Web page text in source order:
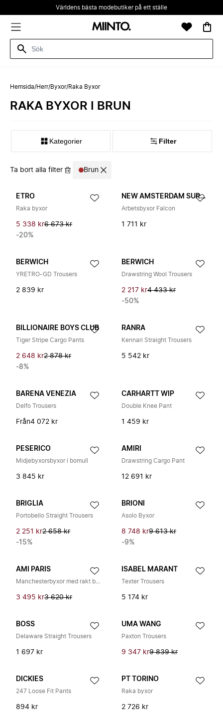
Världens bästa modebutiker på ett ställe
Hemsida/Herr/Byxor/Raka Byxor
RAKA BYXOR I BRUN
Kategorier Filter
Ta bort alla filter Brun
ETRO
Raka byxor
5 338 kr6 673 kr
-20%
NEW AMSTERDAM SURF ASSOCIATION
Arbetsbyxor Falcon
1 711 kr
BERWICH
YRETRO-GD Trousers
2 839 kr
BERWICH
Drawstring Wool Trousers
2 217 kr4 433 kr
-50%
BILLIONAIRE BOYS CLUB
Tiger Stripe Cargo Pants
2 648 kr2 878 kr
-8%
RANRA
Kennari Straight Trousers
5 542 kr
BARENA VENEZIA
Delfo Trousers
Från4 072 kr
CARHARTT WIP
Double Knee Pant
1 459 kr
PESERICO
Midjebyxorsbyxor i bomull
3 845 kr
AMIRI
Drawstring Cargo Pant
12 691 kr
BRIGLIA
Portobello Straight Trousers
2 251 kr2 658 kr
-15%
BRIONI
Asolo Byxor
8 748 kr9 613 kr
-9%
AMI PARIS
Manchesterbyxor med rakt ben
3 495 kr3 620 kr
ISABEL MARANT
Texter Trousers
5 174 kr
BOSS
Delaware Straight Trousers
1 697 kr
UMA WANG
Paxton Trousers
9 347 kr9 839 kr
DICKIES
247 Loose Fit Pants
894 kr
PT TORINO
Raka byxor
2 726 kr